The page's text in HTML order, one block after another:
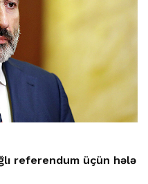
referendum üçün hələ